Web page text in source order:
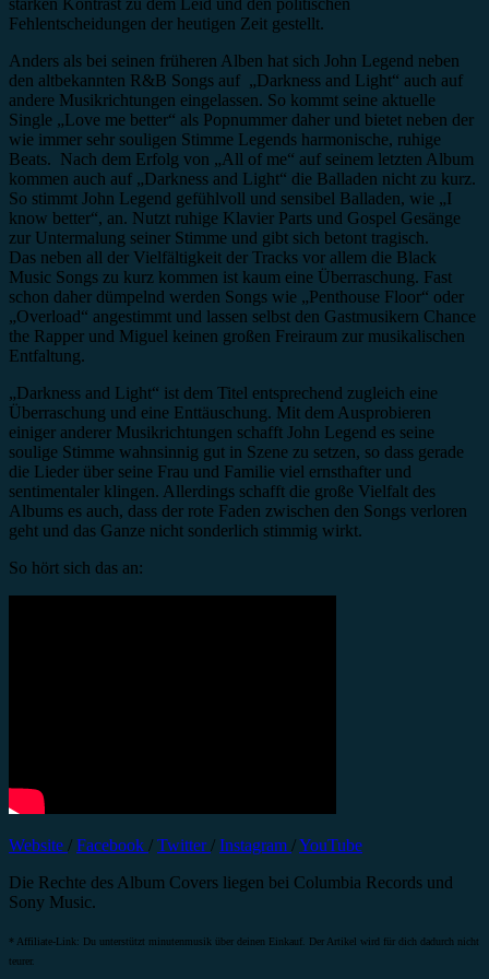
starken Kontrast zu dem Leid und den politischen
Fehlentscheidungen der heutigen Zeit gestellt.
Anders als bei seinen früheren Alben hat sich John Legend neben
den altbekannten R&B Songs auf „Darkness and Light“ auch auf
andere Musikrichtungen eingelassen. So kommt seine aktuelle
Single „Love me better“ als Popnummer daher und bietet neben der
wie immer sehr souligen Stimme Legends harmonische, ruhige
Beats. Nach dem Erfolg von „All of me“ auf seinem letzten Album
kommen auch auf „Darkness and Light“ die Balladen nicht zu kurz.
So stimmt John Legend gefühlvoll und sensibel Balladen, wie „I
know better“, an. Nutzt ruhige Klavier Parts und Gospel Gesänge
zur Untermalung seiner Stimme und gibt sich betont tragisch.
Das neben all der Vielfältigkeit der Tracks vor allem die Black
Music Songs zu kurz kommen ist kaum eine Überraschung. Fast
schon daher dümpelnd werden Songs wie „Penthouse Floor“ oder
„Overload“ angestimmt und lassen selbst den Gastmusikern Chance
the Rapper und Miguel keinen großen Freiraum zur musikalischen
Entfaltung.
„Darkness and Light“ ist dem Titel entsprechend zugleich eine
Überraschung und eine Enttäuschung. Mit dem Ausprobieren
einiger anderer Musikrichtungen schafft John Legend es seine
soulige Stimme wahnsinnig gut in Szene zu setzen, so dass gerade
die Lieder über seine Frau und Familie viel ernsthafter und
sentimentaler klingen. Allerdings schafft die große Vielfalt des
Albums es auch, dass der rote Faden zwischen den Songs verloren
geht und das Ganze nicht sonderlich stimmig wirkt.
So hört sich das an:
Website / Facebook / Twitter/ Instagram /YouTube
Die Rechte des Album Covers liegen bei Columbia Records und
Sony Music.
* Affiliate-Link: Du unterstützt minutenmusik über deinen Einkauf. Der Artikel wird für dich dadurch nicht
teurer.